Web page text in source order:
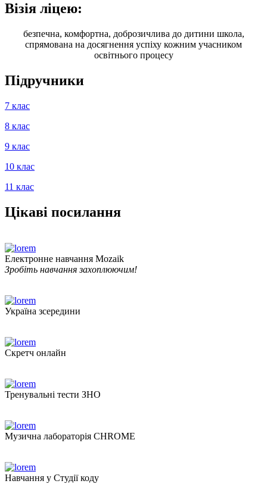
Візія ліцею:
безпечна, комфортна, доброзичлива до дитини школа,
спрямована на досягнення успіху кожним учасником
освітнього процесу
Підручники
7 клас
8 клас
9 клас
10 клас
11 клас
Цікаві посилання
Електронне навчання Mozaik
Зробіть навчання захоплюючим!
Україна зсередини
Скретч онлайн
Тренувальні тести ЗНО
Музична лабораторія CHROME
Навчання у Студії коду